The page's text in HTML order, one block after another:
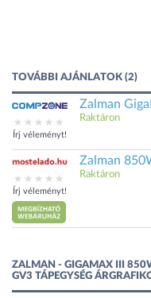
TOVÁBBI AJÁNLATOK (2)
Írj véleményt!
Zalman
Raktáron
Írj véleményt!
Zalman
Raktáron
ZALMAN - GIGAMAX III
GV3 TÁPEGYSÉG